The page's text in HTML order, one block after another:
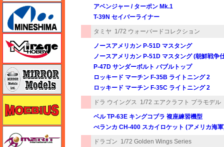
アベンジャー / ターポン Mk.1
T-39N セイバーライナー
タミヤ 1/72 ウォーバードコレクション
ノースアメリカン P-51D マスタング
ノースアメリカン P-51D マスタング (朝鮮戦争
P-47D サンダーボルト バブルトップ
ロッキード マーチン F-35B ライトニング 2
ロッキード マーチン F-35C ライトニング 2
ドラ ウイングス 1/72 エアクラフト プラモデル
ベル TP-63E キングコブラ 複座練習機型
べランカ CH-400 スカイロケット (アメリカ海
ドラゴン 1/72 Golden Wings Series
ミラージュホビー
ミラーモデルズ
メリットインターナショナル